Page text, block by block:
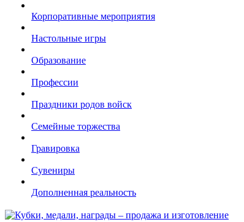
Корпоративные мероприятия
Настольные игры
Образование
Профессии
Праздники родов войск
Семейные торжества
Гравировка
Сувениры
Дополненная реальность